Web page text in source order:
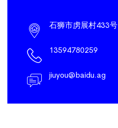
石狮市虏展村433号
13594780259
jiuyou@baidu.ag